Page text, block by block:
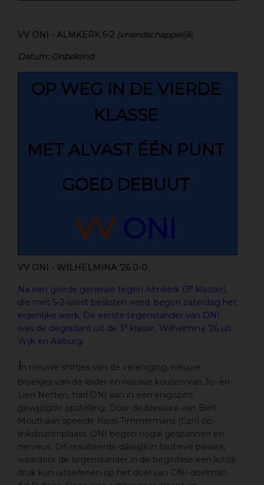
VV ONI - ALMKERK 5-2 (vriendschappelijk)
Datum: Onbekend
OP WEG IN DE VIERDE
KLASSE
MET ALVAST ÉÉN PUNT
GOED DEBUUT
VV ONI
VV ONI - WILHELMINA ’26 0-0
Na een goede generale tegen Almkerk (3e klasser),
die met 5-2 winst besloten werd, begon zaterdag het
eigenlijke werk. De eerste tegenstander van ONI
was de degradant uit de 3e klasse, Wilhelmina ’26 uit
Wijk en Aalburg.
n nieuwe shirtjes van de vereniging, nieuwe
broekjes van de leider en nieuwe kousen van Jo- en
Lien Netten, trad ONI aan in een enigszins
gewijzigde opstelling. Door de blessure van Bert
Mouthaan speelde Karel Timmermans (Czn) op
linksbuitenplaats. ONI begon nogal gespannen en
nerveus. Dit resulteerde dikwijls in foutieve passes,
waardoor de tegenstander in de beginfase een lichte
druk kon uitoefenen op het doel van ONI-doelman